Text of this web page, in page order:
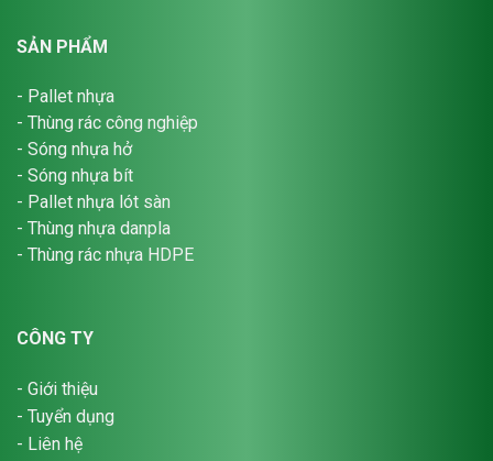
SẢN PHẨM
- Pallet nhựa
- Thùng rác công nghiệp
- Sóng nhựa hở
- Sóng nhựa bít
- Pallet nhựa lót sàn
- Thùng nhựa danpla
- Thùng rác nhựa HDPE
CÔNG TY
- Giới thiệu
- Tuyển dụng
- Liên hệ